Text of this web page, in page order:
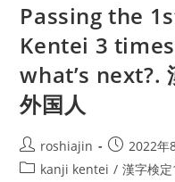
(
検
of
Passing the
Kentei 3
what’s next?.
外国人
Post
author:
roshiajin
Post
published:
2022年
Postkanji kentei / 漢字検定